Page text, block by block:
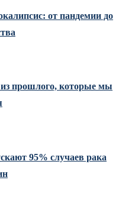
от пандемии до
прошлого, которые мы
95% случаев рака